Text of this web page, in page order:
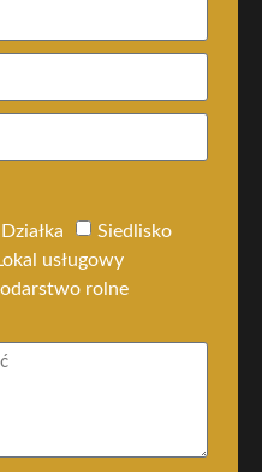
Działka
Siedlisko
usługowy
rolne